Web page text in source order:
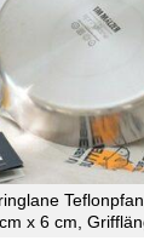
x 6 cm,